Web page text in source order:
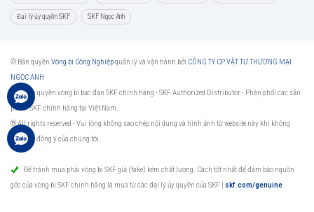
Đại lý ủy quyền SKF SKF Ngọc Anh
© Bản quyền Vòng bi Công Nghiệpquản lý và vận hành bởi CÔNG TY CP VẬT TƯ THƯƠNG MẠI
NGỌC ANH
Đại lý ủy quyền vòng bi bạc đạn SKF chính hãng -SKF Authorized Distributor- Phân phối các sản
phẩm SKF chính hãng tại Việt Nam.
® All rights reserved - Vui lòng không sao chép nội dung và hình ảnh từ website này khi không
được sự đồng ý của chúng tôi.
Để tránh mua phải vòng bi SKF giả (fake) kém chất lượng. Cách tốt nhất để đảm bảo nguồn
gốc của vòng bi SKF chính hãng là mua từ các đại lý ủy quyền của SKF | skf.com/genuine